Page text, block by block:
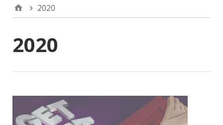
2020
2020